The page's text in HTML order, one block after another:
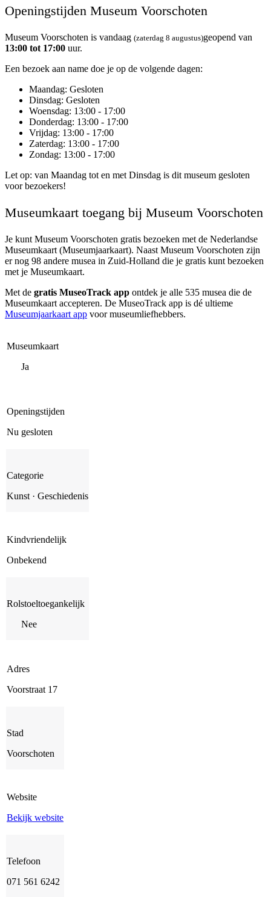
Openingstijden Museum Voorschoten
Museum Voorschoten is vandaag (zaterdag 8 augustus)geopend van
13:00 tot 17:00 uur.
Een bezoek aan name doe je op de volgende dagen:
Maandag: Gesloten
Dinsdag: Gesloten
Woensdag: 13:00 - 17:00
Donderdag: 13:00 - 17:00
Vrijdag: 13:00 - 17:00
Zaterdag: 13:00 - 17:00
Zondag: 13:00 - 17:00
Let op: van Maandag tot en met Dinsdag is dit museum gesloten
voor bezoekers!
Museumkaart toegang bij Museum Voorschoten
Je kunt Museum Voorschoten gratis bezoeken met de Nederlandse
Museumkaart (Museumjaarkaart). Naast Museum Voorschoten zijn
er nog 98 andere musea in Zuid-Holland die je gratis kunt bezoeken
met je Museumkaart.
Met de gratis MuseoTrack app ontdek je alle 535 musea die de
Museumkaart accepteren. De MuseoTrack app is dé ultieme
Museumjaarkaart app voor museumliefhebbers.
Museumkaart
Ja
Openingstijden
Nu gesloten
Categorie
Kunst · Geschiedenis
Kindvriendelijk
Onbekend
Rolstoeltoegankelijk
Nee
Adres
Voorstraat 17
Stad
Voorschoten
Website
Bekijk website
Telefoon
071 561 6242